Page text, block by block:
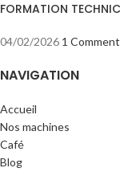
FORMATION
04/02/2026 1 Comment
NAVIGATION
Accueil
Nos machines
Café
Blog